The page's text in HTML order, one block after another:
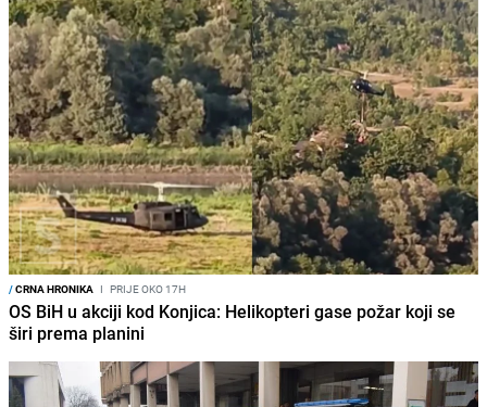
/CRNA HRONIKA I PRIJE OKO 17H
OS BiH u akciji kod Konjica: Helikopteri gase požar koji se
širi prema planini